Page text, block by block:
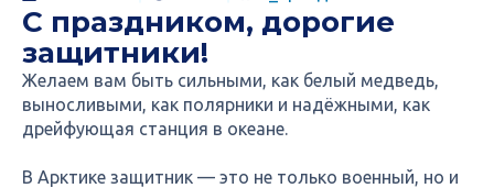
С праздником, дорогие
защитники!
Желаем вам быть сильными, как белый медведь,
выносливыми, как полярники и надёжными, как
дрейфующая станция в океане.
В Арктике защитник — это не только военный, но и